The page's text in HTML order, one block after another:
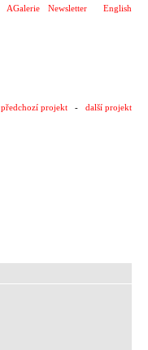
English
AGalerie Newsletter
předchozí projekt - další projekt